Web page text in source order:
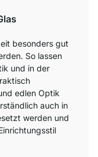
besonders gut
So lassen
und in der
edlen Optik
auch in
werden und